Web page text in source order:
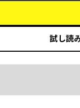
試し読